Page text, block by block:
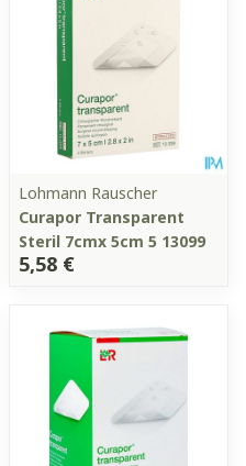
Lohmann Rauscher
Curapor Transparent
Steril 7cmx 5cm 5 13099
5,58 €